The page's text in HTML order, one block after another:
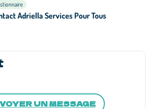
Adriella Services Pour Tous
UN MESSAGE